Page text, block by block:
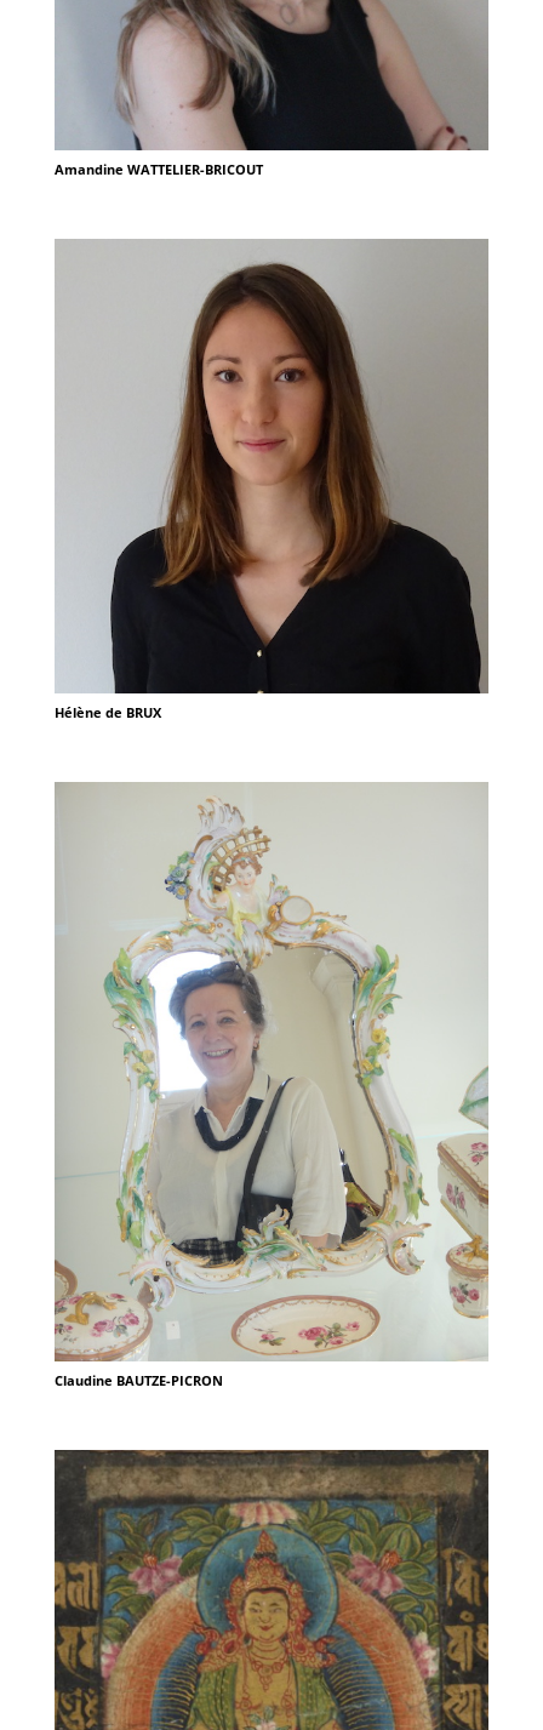
Amandine WATTELIER-BRICOUT
Hélène de BRUX
Claudine BAUTZE-PICRON